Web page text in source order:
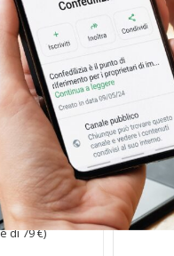
gli iscritti alle
di
di 99 €)
di 79 €)